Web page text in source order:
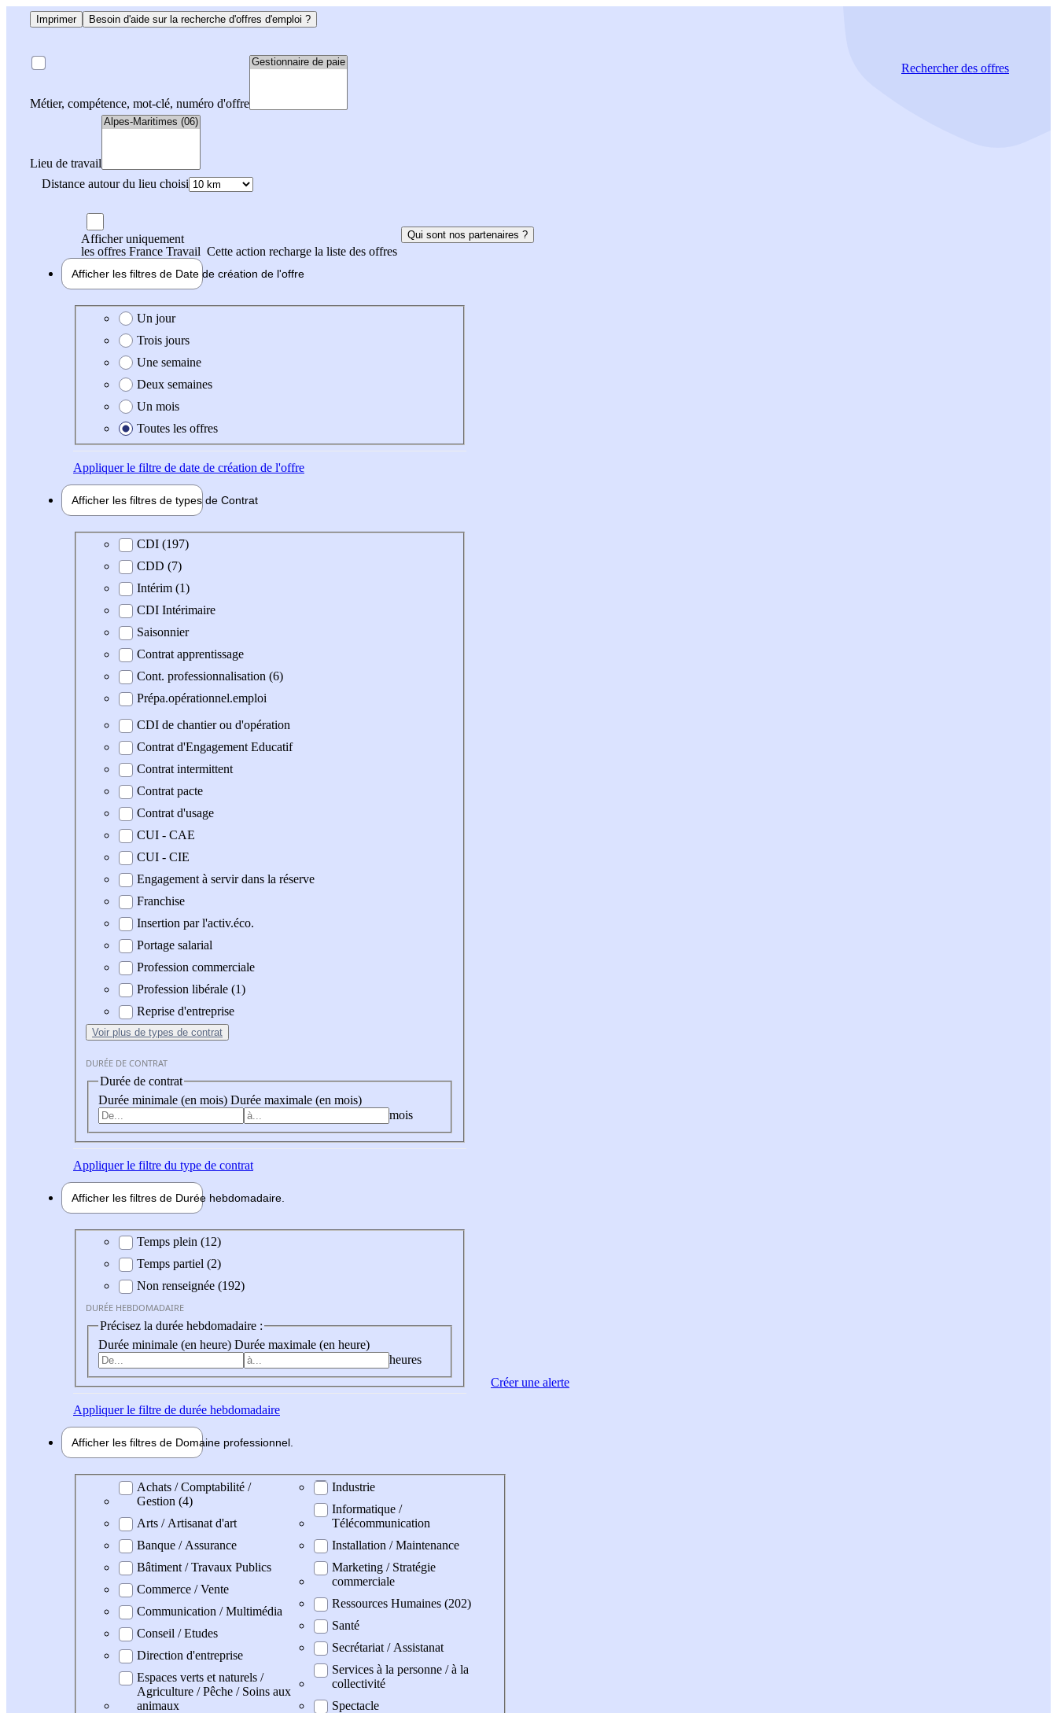
Imprimer Besoin d'aide sur la recherche d'offres d'emploi ?
Métier, compétence, mot-clé, numéro d'offre
Lieu de travail
Distance autour du lieu choisi
Rechercherdes offres
Afficher uniquement
les offres France Travail Cette action recharge la liste des offres
Qui sont nos partenaires ?
Afficher les filtres de Date de création de l'offre
Date de création de l'offre
Un jour
Trois jours
Une semaine
Deux semaines
Un mois
Toutes les offres
Appliquerle filtre de date de création de l'offre
Afficher les filtres de types de Contrat
Type de contratCDI (197)
CDD (7)
Intérim (1)
CDI Intérimaire
Saisonnier
Contrat apprentissage
Cont. professionnalisation (6)
Prépa.opérationnel.emploi
CDI de chantier ou d'opération
Contrat d'Engagement Educatif
Contrat intermittent
Contrat pacte
Contrat d'usage
CUI - CAE
CUI - CIE
Engagement à servir dans la réserve
Franchise
Insertion par l'activ.éco.
Portage salarial
Profession commerciale
Profession libérale (1)
Reprise d'entreprise
Voir plus de types de contrat
DURÉE DE CONTRAT
Durée de contrat
Durée minimale (en mois) Durée maximale (en mois)
mois
Appliquerle filtre du type de contrat
Afficher les filtres de Durée hebdomadaire
Durée hebdomadaire
Temps plein (12)
Temps partiel (2)
Non renseignée (192)
DURÉE HEBDOMADAIRE
Précisez la durée hebdomadaire :
Durée minimale (en heure) Durée maximale (en heure)
heures
Appliquerle filtre de durée hebdomadaire
Afficher les filtres de Domaine professionnel
Domaine professionel
Achats / Comptabilité /
Gestion (4)
Arts / Artisanat d'art
Banque / Assurance
Bâtiment / Travaux Publics
Commerce / Vente
Communication / Multimédia
Conseil / Etudes
Direction d'entreprise
Espaces verts et naturels /
Agriculture / Pêche / Soins aux
animaux
Industrie
Informatique /
Télécommunication
Installation / Maintenance
Marketing / Stratégie
commerciale
Ressources Humaines (202)
Santé
Secrétariat / Assistanat
Services à la personne / à la
collectivité
Spectacle
Créer une alerte